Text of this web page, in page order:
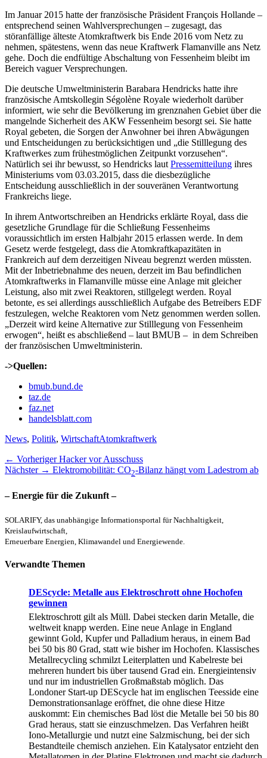
Im Januar 2015 hatte der französische Präsident François Hollande –
entsprechend seinen Wahlversprechungen – zugesagt, das
störanfällige älteste Atomkraftwerk bis Ende 2016 vom Netz zu
nehmen, spätestens, wenn das neue Kraftwerk Flamanville ans Netz
gehe. Doch die endfültige Abschaltung von Fessenheim bleibt im
Bereich vaguer Versprechungen.
Die deutsche Umweltministerin Barabara Hendricks hatte ihre
französische Amtskollegin Ségolène Royale wiederholt darüber
informiert, wie sehr die Bevölkerung im grenznahen Gebiet über die
mangelnde Sicherheit des AKW Fessenheim besorgt sei. Sie hatte
Royal gebeten, die Sorgen der Anwohner bei ihren Abwägungen
und Entscheidungen zu berücksichtigen und „die Stilllegung des
Kraftwerkes zum frühestmöglichen Zeitpunkt vorzusehen“.
Natürlich sei ihr bewusst, so Hendricks laut Pressemitteilung ihres
Ministeriums vom 03.03.2015, dass die diesbezügliche
Entscheidung ausschließlich in der souveränen Verantwortung
Frankreichs liege.
In ihrem Antwortschreiben an Hendricks erklärte Royal, dass die
gesetzliche Grundlage für die Schließung Fessenheims
voraussichtlich im ersten Halbjahr 2015 erlassen werde. In dem
Gesetz werde festgelegt, dass die Atomkraftkapazitäten in
Frankreich auf dem derzeitigen Niveau begrenzt werden müssten.
Mit der Inbetriebnahme des neuen, derzeit im Bau befindlichen
Atomkraftwerks in Flamanville müsse eine Anlage mit gleicher
Leistung, also mit zwei Reaktoren, stillgelegt werden. Royal
betonte, es sei allerdings ausschließlich Aufgabe des Betreibers EDF
festzulegen, welche Reaktoren vom Netz genommen werden sollen.
„Derzeit wird keine Alternative zur Stilllegung von Fessenheim
erwogen“, heißt es abschließend – laut BMUB – in dem Schreiben
der französischen Umweltministerin.
->Quellen:
bmub.bund.de
taz.de
faz.net
handelsblatt.com
Kategorien
News, Politik, WirtschaftSchlagworte
Atomkraftwerk
Beitragsnavigation
← Vorheriger Vorheriger
Beitrag:
Hacker vor Ausschuss
Nächster → Nächster
Elektromobilität: CO2-Bilanz hängt vom Ladestrom ab
– Energie für die Zukunft –
SOLARIFY, das unabhängige Informationsportal für Nachhaltigkeit,
Kreislaufwirtschaft,
Erneuerbare Energien, Klimawandel und Energiewende.
Verwandte Themen
DEScycle: Metalle aus Elektroschrott ohne Hochofen
gewinnen
Elektroschrott gilt als Müll. Dabei stecken darin Metalle, die
weltweit knapp werden. Eine neue Anlage in England
gewinnt Gold, Kupfer und Palladium heraus, in einem Bad
bei 50 bis 80 Grad, statt wie bisher im Hochofen. Klassisches
Metallrecycling schmilzt Leiterplatten und Kabelreste bei
mehreren hundert bis über tausend Grad ein. Energieintensiv
und nur im industriellen Großmaßstab möglich. Das
Londoner Start-up DEScycle hat im englischen Teesside eine
Demonstrationsanlage eröffnet, die ohne diese Hitze
auskommt: Ein chemisches Bad löst die Metalle bei 50 bis 80
Grad heraus, statt sie einzuschmelzen. Das Verfahren heißt
Iono-Metallurgie und nutzt eine Salzmischung, bei der sich
Bestandteile chemisch anziehen. Ein Katalysator entzieht den